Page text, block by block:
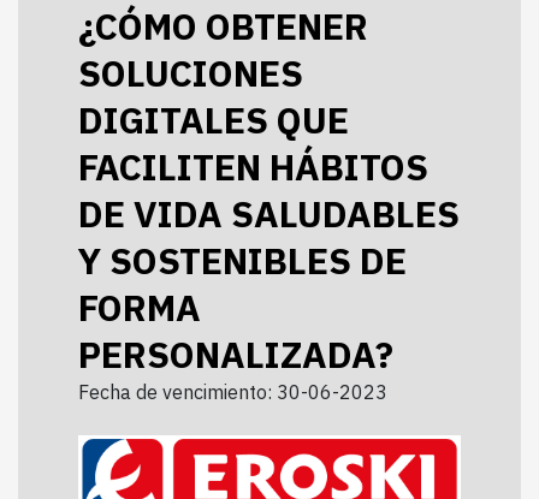
¿CÓMO OBTENER
SOLUCIONES
DIGITALES QUE
FACILITEN HÁBITOS
DE VIDA SALUDABLES
Y SOSTENIBLES DE
FORMA
PERSONALIZADA?
Fecha de vencimiento: 30-06-2023